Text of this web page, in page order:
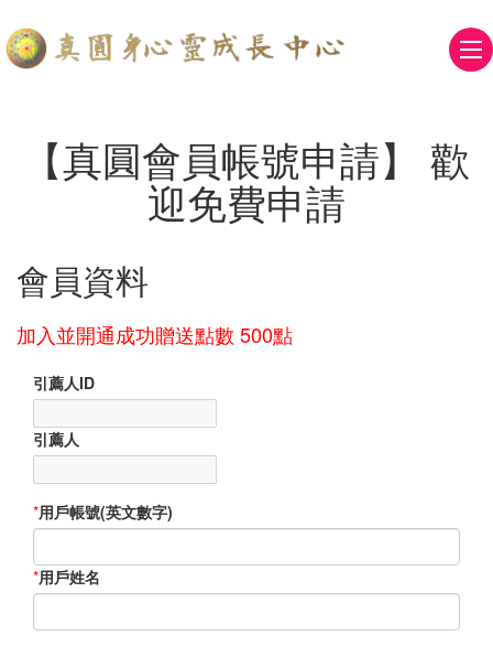
【真圓會員帳號申請】 歡
迎免費申請
會員資料
加入並開通成功贈送點數 500點
引薦人ID
引薦人
*用戶帳號(英文數字)
*用戶姓名